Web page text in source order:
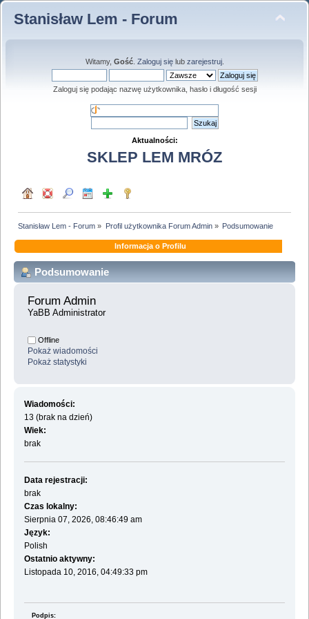
Stanisław Lem - Forum
Witamy, Gość. Zaloguj sięlub zarejestruj.
Zaloguj się podając nazwę użytkownika, hasło i długość sesji
Aktualności:
SKLEP LEM MRÓZ
Stanisław Lem - Forum » Profil użytkownika Forum Admin» Podsumowanie
Informacja o Profilu
Podsumowanie
Forum Admin
YaBB Administrator
Offline
Pokaż wiadomości
Pokaż statystyki
Wiadomości:
13 (brak na dzień)
Wiek:
brak
Data rejestracji:
brak
Czas lokalny:
Sierpnia 07, 2026, 08:46:49 am
Język:
Polish
Ostatnio aktywny:
Listopada 10, 2016, 04:49:33 pm
Podpis: